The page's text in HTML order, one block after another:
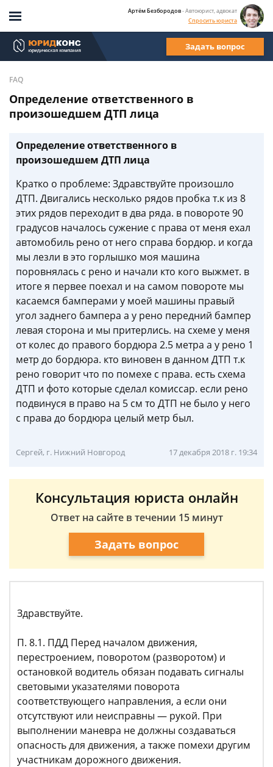
Артём Безбородов- Автоюрист, адвокат
Спросить юриста
Задать вопрос
FAQ
Определение ответственного в
произошедшем ДТП лица
Определение ответственного в
произошедшем ДТП лица
Кратко о проблеме: Здравствуйте произошло
ДТП. Двигались несколько рядов пробка т.к из 8
этих рядов переходит в два ряда. в повороте 90
градусов началось сужение с права от меня ехал
автомобиль рено от него справа бордюр. и когда
мы лезли в это горлышко моя машина
поровнялась с рено и начали кто кого выжмет. в
итоге я первее поехал и на самом повороте мы
касаемся бамперами у моей машины правый
угол заднего бампера а у рено передний бампер
левая сторона и мы притерлись. на схеме у меня
от колес до правого бордюра 2.5 метра а у рено 1
метр до бордюра. кто виновен в данном ДТП т.к
рено говорит что по помехе с права. есть схема
ДТП и фото которые сделал комиссар. если рено
подвинуся в право на 5 см то ДТП не было у него
с права до бордюра целый метр был.
Сергей, г. Нижний Новгород 17 декабря 2018 г. 19:34
Консультация юриста онлайн
Ответ на сайте в течении 15 минут
Задать вопрос
Здравствуйте.
П. 8.1. ПДД Перед началом движения,
перестроением, поворотом (разворотом) и
остановкой водитель обязан подавать сигналы
световыми указателями поворота
соответствующего направления, а если они
отсутствуют или неисправны — рукой. При
выполнении маневра не должны создаваться
опасность для движения, а также помехи другим
участникам дорожного движения.